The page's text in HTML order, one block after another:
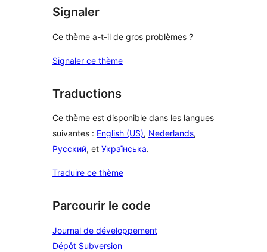
Signaler
Ce thème a-t-il de gros problèmes ?
Signaler ce thème
Traductions
Ce thème est disponible dans les langues
suivantes : English (US), Nederlands,
Русский, et Українська.
Traduire ce thème
Parcourir le code
Journal de développement
Dépôt Subversion